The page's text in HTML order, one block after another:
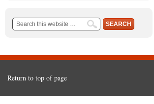
Return to top of page